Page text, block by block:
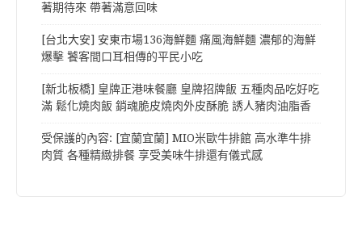
著期待來 帶著滿意回味
[台北大安] 安東市場136海鮮麵 痛風海鮮麵 濃郁的海鮮
爆擊 饕客間口耳相傳的平民小吃
[新北板橋] 皇牌正港味餐廳 皇牌招牌飯 五種肉品吃好吃
滿 鬆化燒肉飯 銷魂脆皮燒肉外皮酥脆 誘人豬肉油脂香
受保護的內容: [宜蘭宜蘭] MIO米歐牛排館 高水準牛排
肉質 各種精緻排餐 享受美味牛排還有儀式感